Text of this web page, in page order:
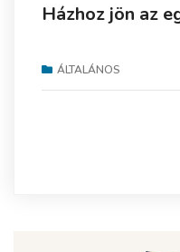
Házhoz jön az
ÁLTALÁNOS